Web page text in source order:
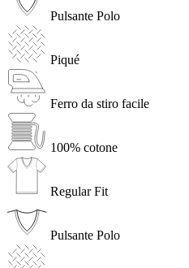
Pulsante Polo
Piqué
Ferro da stiro facile
100% cotone
Regular Fit
Pulsante Polo